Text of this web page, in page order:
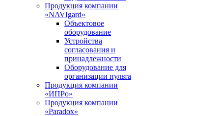
Продукция компании
«NAVIgard»
Объектовое
оборудование
Устройства
согласования и
принадлежности
Оборудование для
организации пульта
Продукция компании
«ИПРо»
Продукция компании
«Paradox»